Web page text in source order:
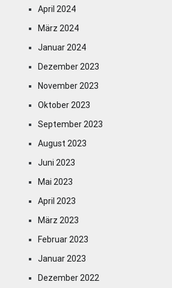
April 2024
März 2024
Januar 2024
Dezember 2023
November 2023
Oktober 2023
September 2023
August 2023
Juni 2023
Mai 2023
April 2023
März 2023
Februar 2023
Januar 2023
Dezember 2022